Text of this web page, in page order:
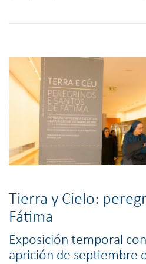
Tierra y Cielo:
Fátima
Exposición temporal
aprición de septiembre